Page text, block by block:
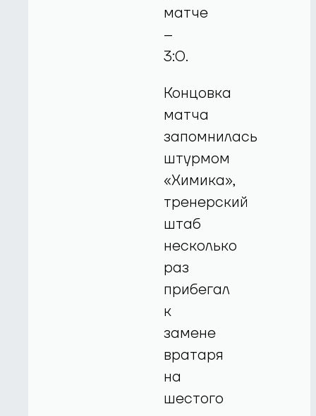
матче
–
3:0.
Концовка
матча
запомнилась
штурмом
«Химика»,
тренерский
штаб
несколько
раз
прибегал
к
замене
вратаря
на
шестого